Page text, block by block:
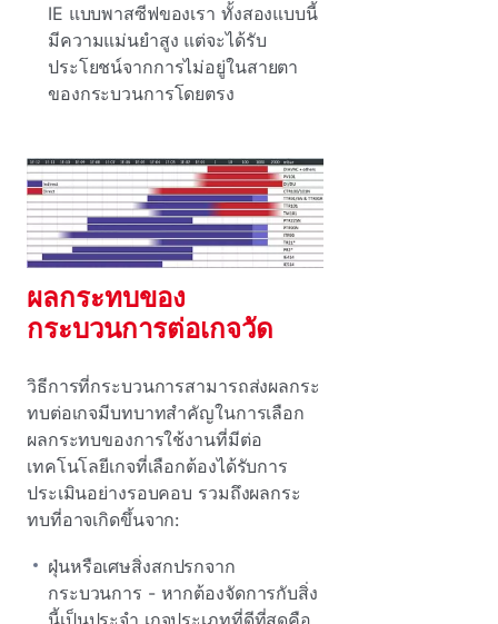
IE แบบพาสซีฟของเรา ทั้งสองแบบนี้
มีความแม่นยําสูง แต่จะได้รับ
ประโยชน์จากการไม่อยู่ในสายตา
ของกระบวนการโดยตรง
ผลกระทบของ
กระบวนการต่อเกจวัด
วิธีการที่กระบวนการสามารถส่งผลกระ
ทบต่อเกจมีบทบาทสําคัญในการเลือก
ผลกระทบของการใช้งานที่มีต่อ
เทคโนโลยีเกจที่เลือกต้องได้รับการ
ประเมินอย่างรอบคอบ รวมถึงผลกระ
ทบที่อาจเกิดขึ้นจาก:
ฝุ่นหรือเศษสิ่งสกปรกจาก
กระบวนการ - หากต้องจัดการกับสิ่ง